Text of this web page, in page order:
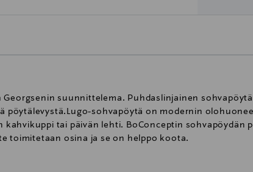
suunnittelema. Puhdaslinjainen
pöytälevystä.Lugo-sohvapöytä on modernin
kahvikuppi tai päivän lehti. BoConceptin sohvapöydän
toimitetaan osina ja se on helppo koota.